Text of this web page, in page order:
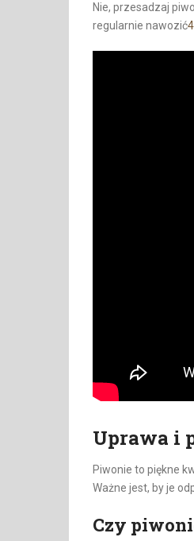
Nie, przesadzaj
regularnie nawozić4
Uprawa i
Piwonie to piękne
Ważne jest, by je
Czy